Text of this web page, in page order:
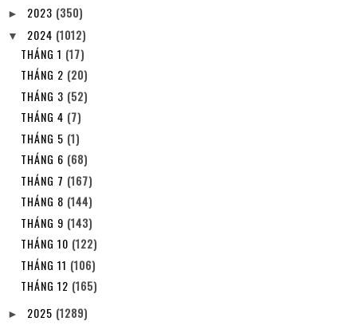
► 2023 (350)
▼ 2024 (1012)
THÁNG 1 (17)
THÁNG 2 (20)
THÁNG 3 (52)
THÁNG 4 (7)
THÁNG 5 (1)
THÁNG 6 (68)
THÁNG 7 (167)
THÁNG 8 (144)
THÁNG 9 (143)
THÁNG 10 (122)
THÁNG 11 (106)
THÁNG 12 (165)
► 2025 (1289)